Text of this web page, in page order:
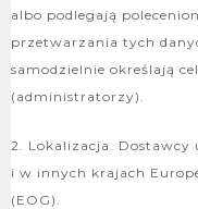
albo podlegają
przetwarzania tych
samodzielnie określają
(administratorzy).
2. Lokalizacja. Dostawcy
i w innych krajach
(EOG).